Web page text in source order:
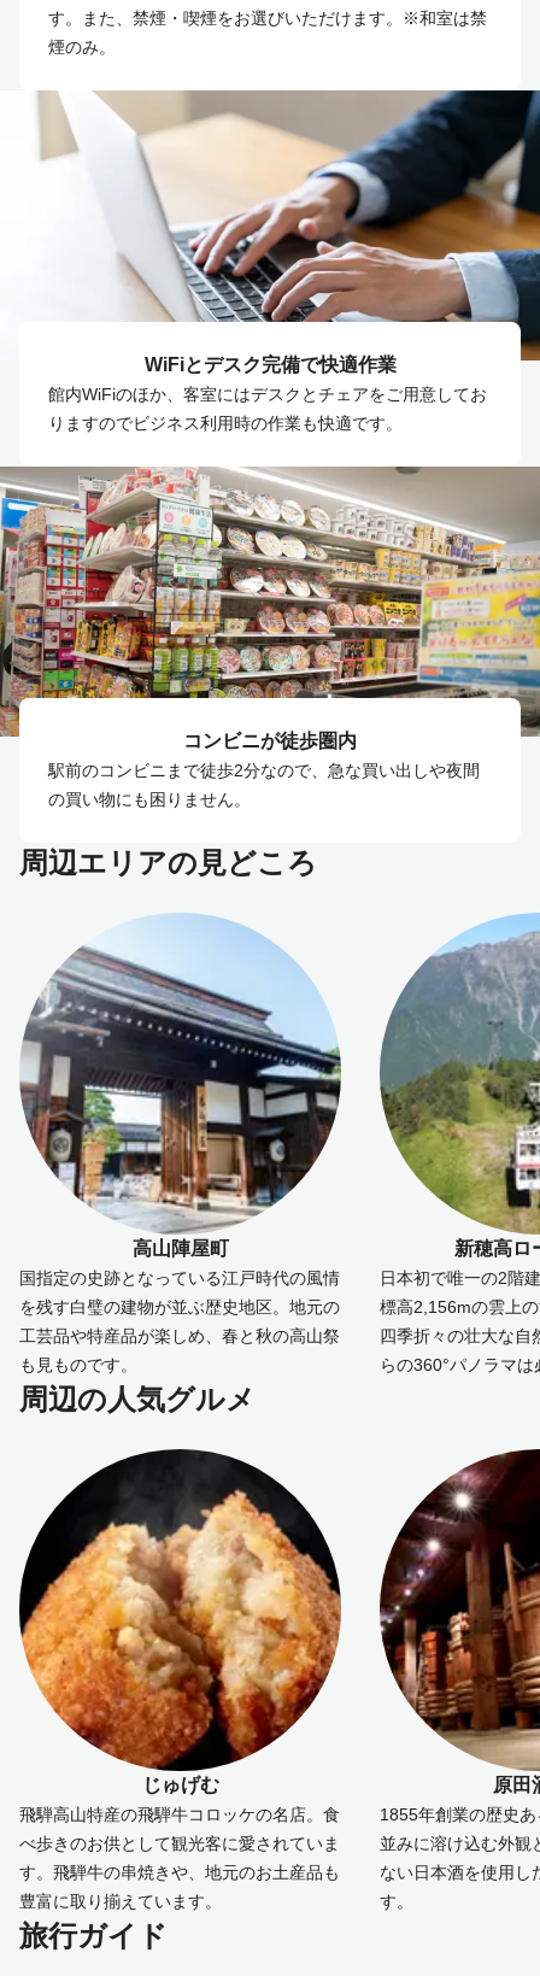
す。また、禁煙・喫煙をお選びいただけます。※和室は禁
煙のみ。
WiFiとデスク完備で快適作業
館内WiFiのほか、客室にはデスクとチェアをご用意してお
りますのでビジネス利用時の作業も快適です。
コンビニが徒歩圏内
駅前のコンビニまで徒歩2分なので、急な買い出しや夜間
の買い物にも困りません。
周辺エリアの見どころ
高山陣屋町
国指定の史跡となっている江戸時代の風情
を残す白璧の建物が並ぶ歴史地区。地元の
工芸品や特産品が楽しめ、春と秋の高山祭
も見ものです。
新穂高ロ
日本初で唯一の2階
標高2,156mの雲上
四季折々の壮大な自
らの360°パノラマ
周辺の人気グルメ
じゅげむ
飛騨高山特産の飛騨牛コロッケの名店。食
べ歩きのお供として観光客に愛されていま
す。飛騨牛の串焼きや、地元のお土産品も
豊富に取り揃えています。
原田
1855年創業の歴史
並みに溶け込む外観
ない日本酒を使用し
す。
旅行ガイド